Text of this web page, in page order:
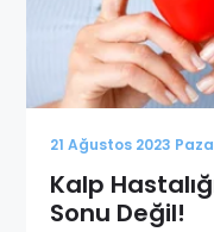
21 Ağustos 2023
Kalp
Sonu Değil!